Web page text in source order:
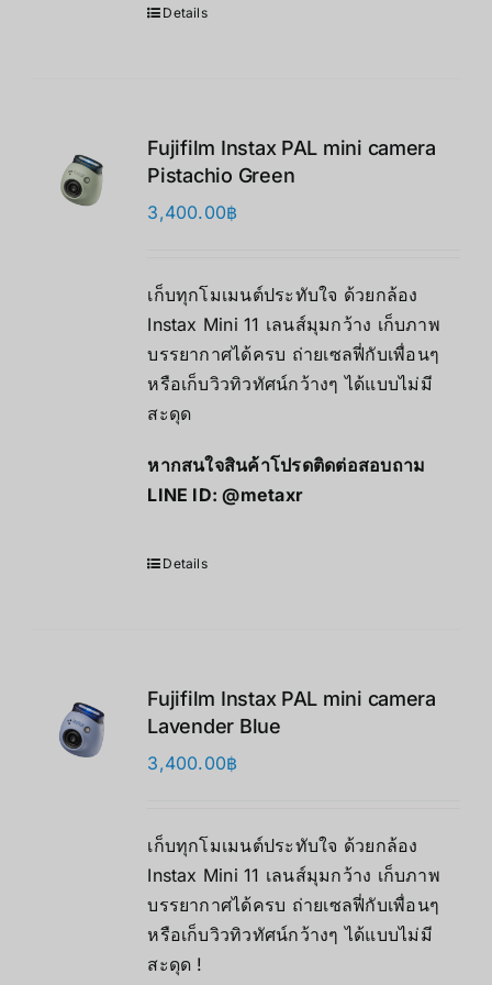
Details
Fujifilm Instax PAL mini camera
Pistachio Green
3,400.00฿
เก็บทุกโมเมนต์ประทับใจ ด้วยกล้อง
Instax Mini 11 เลนส์มุมกว้าง เก็บภาพ
บรรยากาศได้ครบ ถ่ายเซลฟี่กับเพื่อนๆ
หรือเก็บวิวทิวทัศน์กว้างๆ ได้แบบไม่มี
สะดุด
หากสนใจสินค้าโปรดติดต่อสอบถาม
LINE ID:@metaxr
Details
Fujifilm Instax PAL mini camera
Lavender Blue
3,400.00฿
เก็บทุกโมเมนต์ประทับใจ ด้วยกล้อง
Instax Mini 11 เลนส์มุมกว้าง เก็บภาพ
บรรยากาศได้ครบ ถ่ายเซลฟี่กับเพื่อนๆ
หรือเก็บวิวทิวทัศน์กว้างๆ ได้แบบไม่มี
สะดุด !